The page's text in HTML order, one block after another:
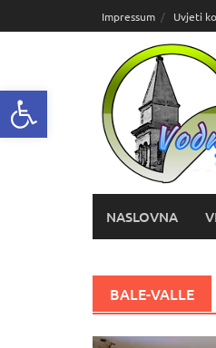
Open toolbar
do
Impressum Uvjeti
NASLOVNA
BALE-VALLE